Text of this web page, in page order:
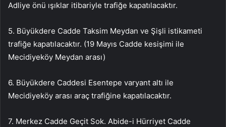
Adliye önü ışıklar itibariyle trafiğe kapatılacaktır.
5. Büyükdere Cadde Taksim Meydan ve Şişli istikameti
trafiğe kapatılacaktır. (19 Mayıs Cadde kesişimi ile
Mecidiyeköy Meydan arası)
6. Büyükdere Caddesi Esentepe varyant altı ile
Mecidiyeköy arası araç trafiğine kapatılacaktır.
7. Merkez Cadde Geçit Sok. Abide-i Hürriyet Cadde